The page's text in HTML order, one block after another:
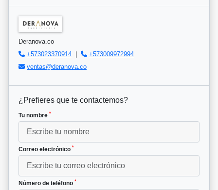
Deranova.co
+573023370914 |
+573009972994
ventas@deranova.co
¿Prefieres que te contactemos?
Tu nombre *
Correo electrónico *
Número de teléfono *